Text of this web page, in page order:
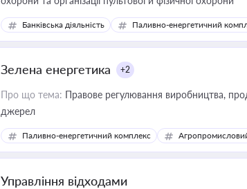
Банківська діяльність Паливно-енергетичний
Зелена енергетика +2
Про що тема: Правове регулювання виробництва,
джерел
Паливно-енергетичний комплекс
Управління відходами